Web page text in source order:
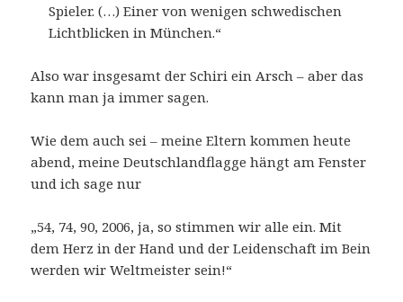
Spieler. (…) Einer von wenigen schwedischen
Lichtblicken in München.“
Also war insgesamt der Schiri ein Arsch – aber das
kann man ja immer sagen.
Wie dem auch sei – meine Eltern kommen heute
abend, meine Deutschlandflagge hängt am Fenster
und ich sage nur
„54, 74, 90, 2006, ja, so stimmen wir alle ein. Mit
dem Herz in der Hand und der Leidenschaft im Bein
werden wir Weltmeister sein!“